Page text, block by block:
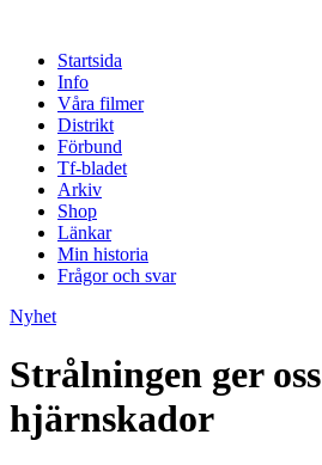
Startsida
Info
Våra filmer
Distrikt
Förbund
Tf-bladet
Arkiv
Shop
Länkar
Min historia
Frågor och svar
Nyhet
Strålningen ger oss
hjärnskador